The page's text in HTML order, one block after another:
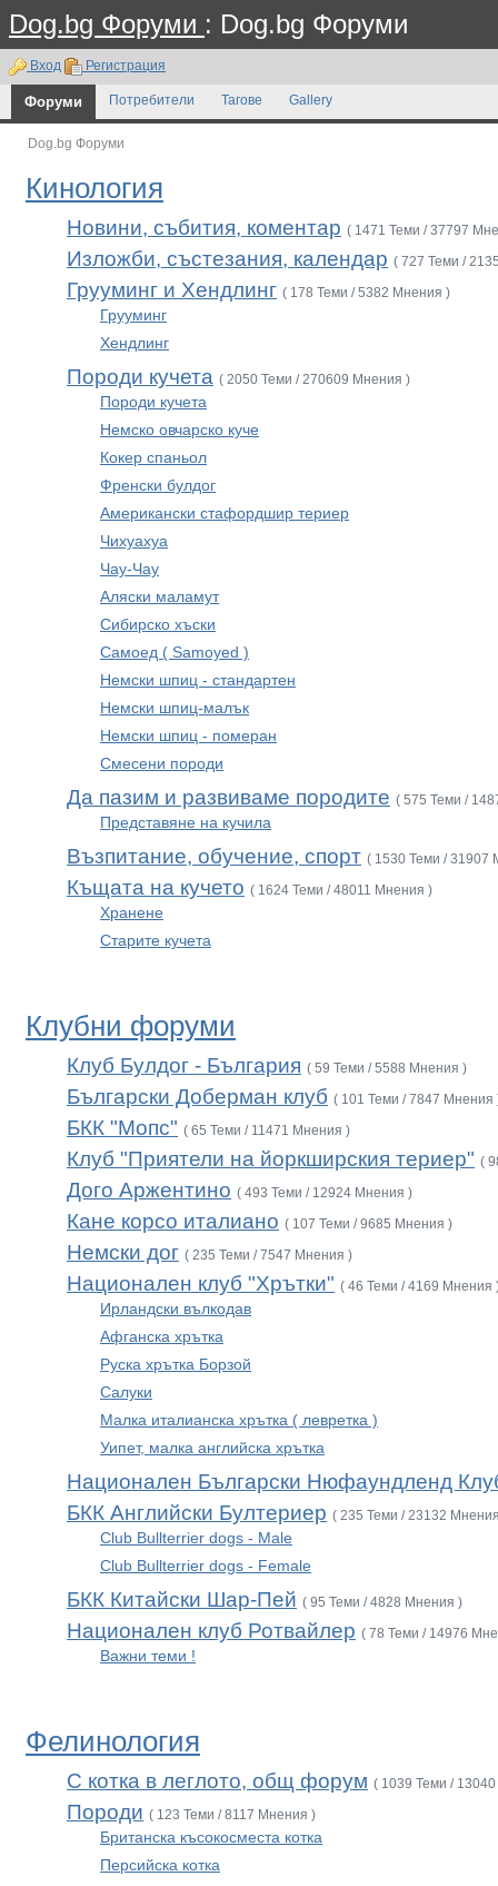
Dog.bg Форуми : Dog.bg Форуми
Вход Регистрация
Форуми Потребители Тагове Gallery
Dog.bg Форуми
Кинология
Новини, събития, коментар ( 1471 Теми / 37797
Изложби, състезания, календар ( 727 Теми /
Грууминг и Хендлинг ( 178 Теми / 5382 Мнения )
Грууминг
Хендлинг
Породи кучета ( 2050 Теми / 270609 Мнения )
Породи кучета
Немско овчарско куче
Кокер спаньол
Френски булдог
Американски стафордшир териер
Чихуахуа
Чау-Чау
Аляски маламут
Сибирско хъски
Самоед ( Samoyed )
Немски шпиц - стандартен
Немски шпиц-малък
Немски шпиц - померан
Смесени породи
Да пазим и развиваме породите ( 575 Теми /
Представяне на кучила
Възпитание, обучение, спорт ( 1530 Теми / 31907
Къщата на кучето ( 1624 Теми / 48011 Мнения )
Хранене
Старите кучета
Клубни форуми
Клуб Булдог - България ( 59 Теми / 5588 Мнения )
Български Доберман клуб ( 101 Теми / 7847 Мнения
БКК "Мопс" ( 65 Теми / 11471 Мнения )
Клуб "Приятели на йоркширския териер" (
Дого Аржентино ( 493 Теми / 12924 Мнения )
Кане корсо италиано ( 107 Теми / 9685 Мнения )
Немски дог ( 235 Теми / 7547 Мнения )
Национален клуб "Хрътки" ( 46 Теми / 4169 Мнения
Ирландски вълкодав
Афганска хрътка
Руска хрътка Борзой
Салуки
Малка италианска хрътка ( левретка )
Уипет, малка английска хрътка
Национален Български Нюфаундленд
БКК Английски Бултериер ( 235 Теми / 23132
Club Bullterrier dogs - Male
Club Bullterrier dogs - Female
БКК Китайски Шар-Пей ( 95 Теми / 4828 Мнения )
Национален клуб Ротвайлер ( 78 Теми / 14976
Важни теми !
Фелинология
С котка в леглото, общ форум ( 1039 Теми /
Породи ( 123 Теми / 8117 Мнения )
Британска късокосместа котка
Персийска котка